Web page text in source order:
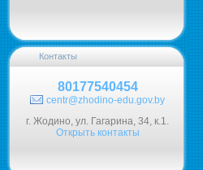
Контакты
80177540454
centr@zhodino-edu.gov.by
г. Жодино, ул. Гагарина, 34, к.1.
Открыть контакты